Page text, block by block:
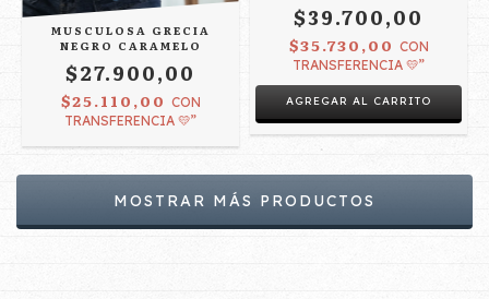
MUSCULOSA GRECIA
NEGRO CARAMELO
$27.900,00
$25.110,00 CON
TRANSFERENCIA 💛”
$39.700,00
$35.730,00 CON
TRANSFERENCIA 💛”
AGREGAR AL CARRITO
MOSTRAR MÁS PRODUCTOS